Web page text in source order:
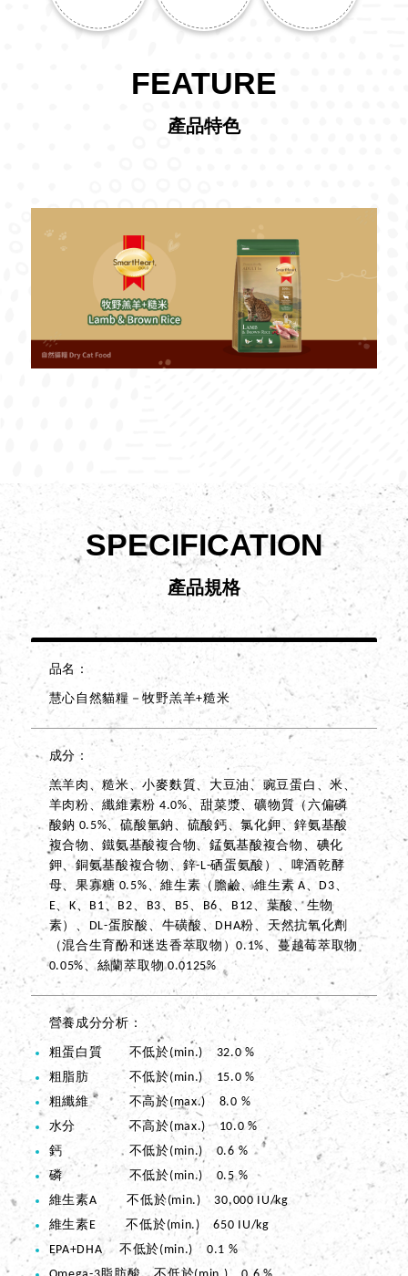
FEATURE
產品特色
SPECIFICATION
產品規格
品名
慧心自然貓糧－牧野羔羊+糙米
成分
羔羊肉、糙米、小麥麩質、大豆油、豌豆蛋白、米、
羊肉粉、纖維素粉 4.0%、甜菜漿、礦物質（六偏磷
酸鈉 0.5%、硫酸氫鈉、硫酸鈣、氯化鉀、鋅氨基酸
複合物、鐵氨基酸複合物、錳氨基酸複合物、碘化
鉀、銅氨基酸複合物、鋅-L-硒蛋氨酸）、啤酒乾酵
母、果寡糖 0.5%、維生素（膽鹼、維生素 A、D3、
E、K、B1、B2、B3、B5、B6、B12、葉酸、生物
素）、DL-蛋胺酸、牛磺酸、DHA粉、天然抗氧化劑
（混合生育酚和迷迭香萃取物）0.1%、蔓越莓萃取物
0.05%、絲蘭萃取物 0.0125%
營養成分分析
粗蛋白質 不低於(min.) 32.0 %
粗脂肪 不低於(min.) 15.0 %
粗纖維 不高於(max.) 8.0 %
水分 不高於(max.) 10.0 %
鈣 不低於(min.) 0.6 %
磷 不低於(min.) 0.5 %
維生素A 不低於(min.) 30,000 IU/kg
維生素E 不低於(min.) 650 IU/kg
EPA+DHA 不低於(min.) 0.1 %